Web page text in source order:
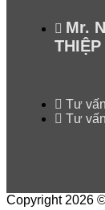
Mr.
THIỆP
Tư
Tư
Copyright 2026